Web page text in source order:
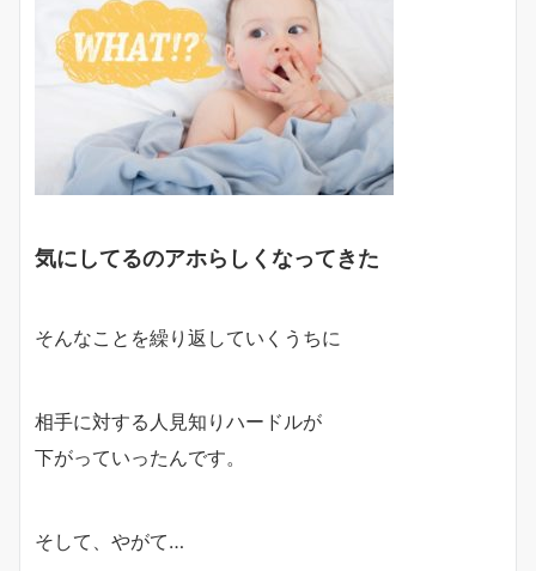
気にしてるのアホらしくなってきた
そんなことを繰り返していくうちに
相手に対する人見知りハードルが
下がっていったんです。
そして、やがて…